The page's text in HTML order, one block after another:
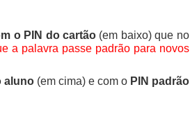
o PIN do cartão (em baixo) que no
a palavra passe padrão para novos
aluno(em cima) e com o PIN padrão